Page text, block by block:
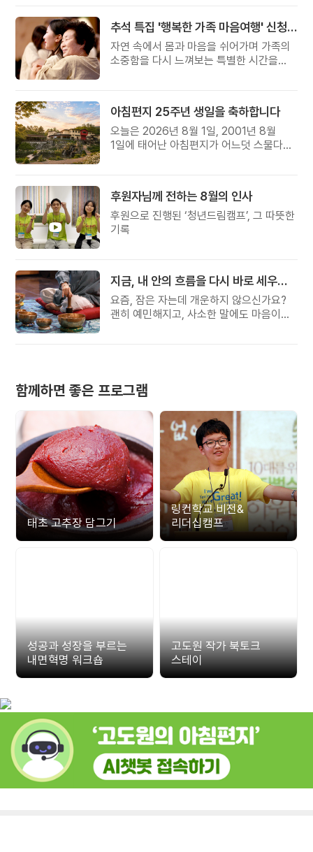
추석 특집 '행복한 가족 마음여행' 신청 안내
자연 속에서 몸과 마음을 쉬어가며 가족의
소중함을 다시 느껴보는 특별한 시간을
아침편지 25주년 생일을 축하합니다
오늘은 2026년 8월 1일, 2001년 8월
1일에 태어난 아침편지가 어느덧 스물다섯
후원자님께 전하는 8월의 인사
후원으로 진행된 ‘청년드림캠프’, 그 따뜻한
기록
지금, 내 안의 흐름을 다시 바로 세우고 싶다면
요즘, 잠은 자는데 개운하지 않으신가요?
괜히 예민해지고, 사소한 말에도 마음이
함께하면 좋은 프로그램
태초 고추장 담그기
링컨학교 비전&
리더십캠프
성공과 성장을 부르는
내면혁명 워크숍
고도원 작가 북토크
스테이